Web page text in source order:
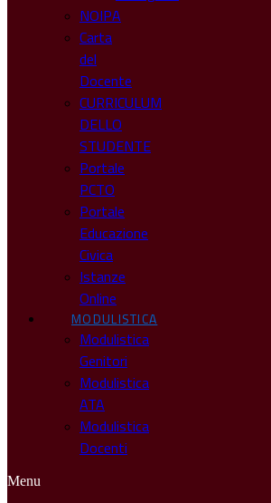
NOIPA
Carta
del
Docente
CURRICULUM
DELLO
STUDENTE
Portale
PCTO
Portale
Educazione
Civica
Istanze
Online
MODULISTICA
Modulistica
Genitori
Modulistica
ATA
Modulistica
Docenti
Menu